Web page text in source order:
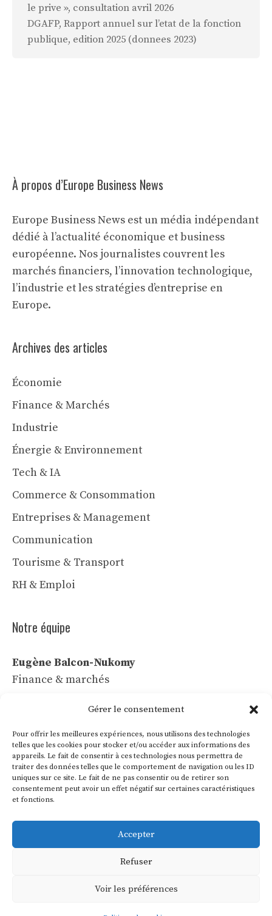
Gérer le consentement
Pour offrir les meilleures expériences, nous utilisons des technologies
telles que les cookies pour stocker et/ou accéder aux informations des
appareils. Le fait de consentir à ces technologies nous permettra de
traiter des données telles que le comportement de navigation ou les ID
uniques sur ce site. Le fait de ne pas consentir ou de retirer son
consentement peut avoir un effet négatif sur certaines caractéristiques
et fonctions.
Accepter
Refuser
Voir les préférences
le prive », consultation avril 2026
DGAFP, Rapport annuel sur l’etat de la fonction
publique, edition 2025 (donnees 2023)
À propos d’Europe Business News
Europe Business News est un média indépendant
dédié à l’actualité économique et business
européenne. Nos journalistes couvrent les
marchés financiers, l’innovation technologique,
l’industrie et les stratégies d’entreprise en
Europe.
Archives des articles
Économie
Finance & Marchés
Industrie
Énergie & Environnement
Tech & IA
Commerce & Consommation
Entreprises & Management
Communication
Tourisme & Transport
RH & Emploi
Notre équipe
Eugène Balcon-Nukomy
Finance & marchés
Céline Vaubert
Léa Voss
Commerce & communication
Roland Villon
Industrie & énergie
Marie Lakanal
Ressources humaines